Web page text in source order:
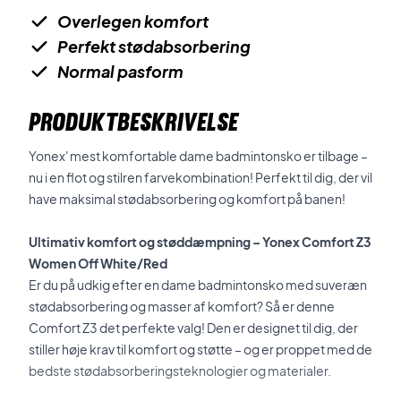
Overlegen komfort
Perfekt stødabsorbering
Normal pasform
PRODUKTBESKRIVELSE
Yonex' mest komfortable dame badmintonsko er tilbage –
nu i en flot og stilren farvekombination! Perfekt til dig, der vil
have maksimal stødabsorbering og komfort på banen!
Ultimativ komfort og støddæmpning – Yonex Comfort Z3
Women Off White/Red
Er du på udkig efter en dame badmintonsko med suveræn
stødabsorbering og masser af komfort? Så er denne
Comfort Z3 det perfekte valg! Den er designet til dig, der
stiller høje krav til komfort og støtte – og er proppet med de
bedste stødabsorberingsteknologier og materialer.